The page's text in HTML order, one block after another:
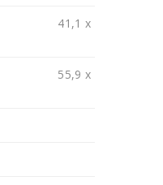
41,1 x
55,9 x